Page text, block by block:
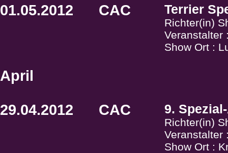
01.05.2012 CAC Terrier
Richter(in)
Veranstalter
Show Ort :
April
29.04.2012 CAC 9.
Richter(in)
Veranstalter
Show Ort :